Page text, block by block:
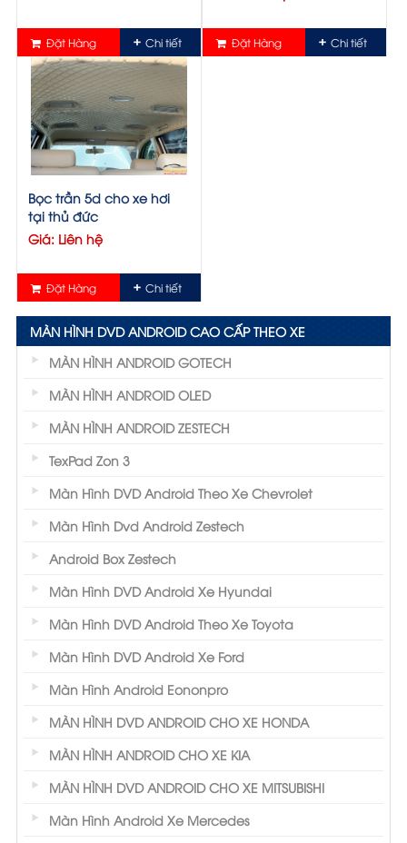
Đặt Hàng Chi tiết Đặt Hàng Chi tiết
Bọc trần 5d cho xe hơi
tại thủ đức
Giá: Liên hệ
Đặt Hàng Chi tiết
MÀN HÌNH DVD ANDROID CAO CẤP THEO XE
MÀN HÌNH ANDROID GOTECH
MÀN HÌNH ANDROID OLED
MÀN HÌNH ANDROID ZESTECH
TexPad Zon 3
Màn Hình DVD Android Theo Xe Chevrolet
Màn Hình Dvd Android Zestech
Android Box Zestech
Màn Hình DVD Android Xe Hyundai
Màn Hình DVD Android Theo Xe Toyota
Màn Hình DVD Android Xe Ford
Màn Hình Android Eononpro
MÀN HÌNH DVD ANDROID CHO XE HONDA
MÀN HÌNH ANDROID CHO XE KIA
MÀN HÌNH DVD ANDROID CHO XE MITSUBISHI
Màn Hình Android Xe Mercedes